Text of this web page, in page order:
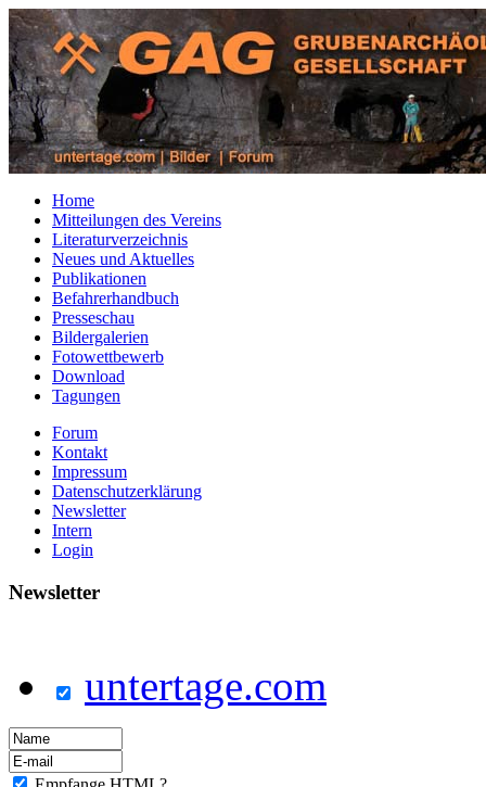
Home
Mitteilungen des Vereins
Literaturverzeichnis
Neues und Aktuelles
Publikationen
Befahrerhandbuch
Presseschau
Bildergalerien
Fotowettbewerb
Download
Tagungen
Forum
Kontakt
Impressum
Datenschutzerklärung
Newsletter
Intern
Login
Newsletter
untertage.com